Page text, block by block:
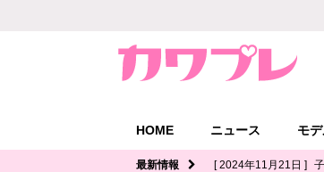
HOME ニュース モ
最新情報 [ 2024年11月21日 ]